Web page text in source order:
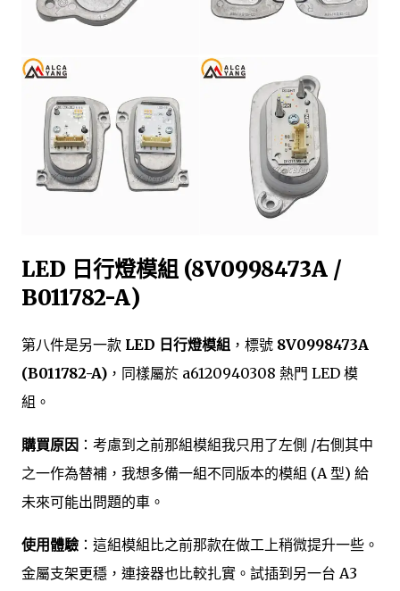
LED 日行燈模組 (8V0998473A /
B011782-A)
第八件是另一款 LED 日行燈模組 ，標號 8V0998473A
(B011782-A) ，同樣屬於 a6120940308 熱門 LED 模
組。
購買原因 ：考慮到之前那組模組我只用了左側 /右側其中
之一作為替補，我想多備一組不同版本的模組 (A 型) 給
未來可能出問題的車。
使用體驗 ：這組模組比之前那款在做工上稍微提升一些。
金屬支架更穩，連接器也比較扎實。試插到另一台 A3